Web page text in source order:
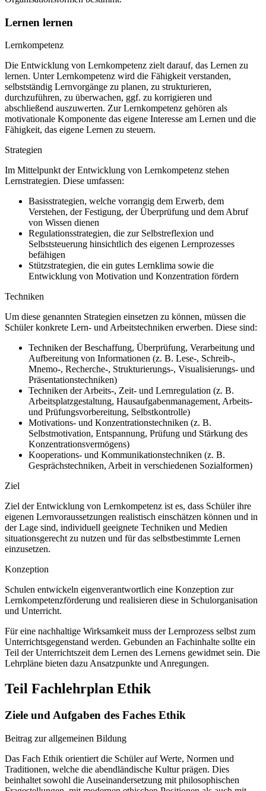
Lernen lernen
Lernkompetenz
Die Entwicklung von Lernkompetenz zielt darauf, das Lernen zu
lernen. Unter Lernkompetenz wird die Fähigkeit verstanden,
selbstständig Lernvorgänge zu planen, zu strukturieren,
durchzuführen, zu überwachen, ggf. zu korrigieren und
abschließend auszuwerten. Zur Lernkompetenz gehören als
motivationale Komponente das eigene Interesse am Lernen und die
Fähigkeit, das eigene Lernen zu steuern.
Strategien
Im Mittelpunkt der Entwicklung von Lernkompetenz stehen
Lernstrategien. Diese umfassen:
Basisstrategien, welche vorrangig dem Erwerb, dem
Verstehen, der Festigung, der Überprüfung und dem Abruf
von Wissen dienen
Regulationsstrategien, die zur Selbstreflexion und
Selbststeuerung hinsichtlich des eigenen Lernprozesses
befähigen
Stützstrategien, die ein gutes Lernklima sowie die
Entwicklung von Motivation und Konzentration fördern
Techniken
Um diese genannten Strategien einsetzen zu können, müssen die
Schüler konkrete Lern- und Arbeitstechniken erwerben. Diese sind:
Techniken der Beschaffung, Überprüfung, Verarbeitung und
Aufbereitung von Informationen (z. B. Lese-, Schreib-,
Mnemo-, Recherche-, Strukturierungs-, Visualisierungs- und
Präsentationstechniken)
Techniken der Arbeits-, Zeit- und Lernregulation (z. B.
Arbeitsplatzgestaltung, Hausaufgabenmanagement, Arbeits-
und Prüfungsvorbereitung, Selbstkontrolle)
Motivations- und Konzentrationstechniken (z. B.
Selbstmotivation, Entspannung, Prüfung und Stärkung des
Konzentrationsvermögens)
Kooperations- und Kommunikationstechniken (z. B.
Gesprächstechniken, Arbeit in verschiedenen Sozialformen)
Ziel
Ziel der Entwicklung von Lernkompetenz ist es, dass Schüler ihre
eigenen Lernvoraussetzungen realistisch einschätzen können und in
der Lage sind, individuell geeignete Techniken und Medien
situationsgerecht zu nutzen und für das selbstbestimmte Lernen
einzusetzen.
Konzeption
Schulen entwickeln eigenverantwortlich eine Konzeption zur
Lernkompetenzförderung und realisieren diese in Schulorganisation
und Unterricht.
Für eine nachhaltige Wirksamkeit muss der Lernprozess selbst zum
Unterrichtsgegenstand werden. Gebunden an Fachinhalte sollte ein
Teil der Unterrichtszeit dem Lernen des Lernens gewidmet sein. Die
Lehrpläne bieten dazu Ansatzpunkte und Anregungen.
Teil Fachlehrplan Ethik
Ziele und Aufgaben des Faches Ethik
Beitrag zur allgemeinen Bildung
Das Fach Ethik orientiert die Schüler auf Werte, Normen und
Traditionen, welche die abendländische Kultur prägen. Dies
beinhaltet sowohl die Auseinandersetzung mit philosophischen